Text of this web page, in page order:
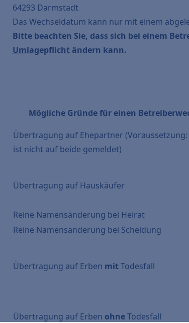
64293 Darmstadt
Das Wechseldatum kann nur mit einem
Bitte beachten Sie, dass sich bei einem
Umlagepflicht ändern kann.
Mögliche Gründe für einen
Übertragung auf Ehepartner (Voraussetzung:
ist nicht auf beide gemeldet)
Übertragung auf Hauskäufer
Reine Namensänderung bei Heirat
Reine Namensänderung bei Scheidung
Übertragung auf Erben mitTodesfall
Übertragung auf Erben ohneTodesfall